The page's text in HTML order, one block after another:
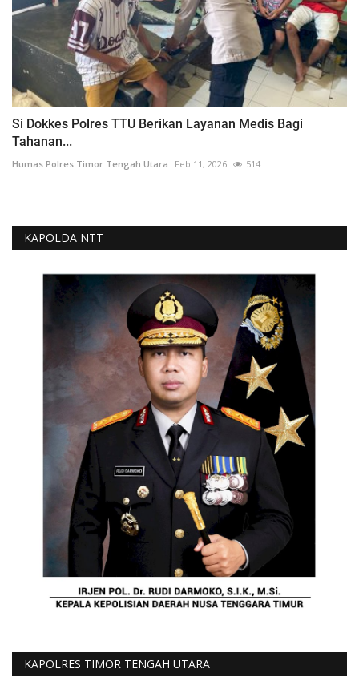
Si Dokkes Polres TTU Berikan Layanan Medis Bagi
Tahanan...
Humas Polres Timor Tengah Utara Feb 11, 2026 514
KAPOLDA NTT
KAPOLRES TIMOR TENGAH UTARA